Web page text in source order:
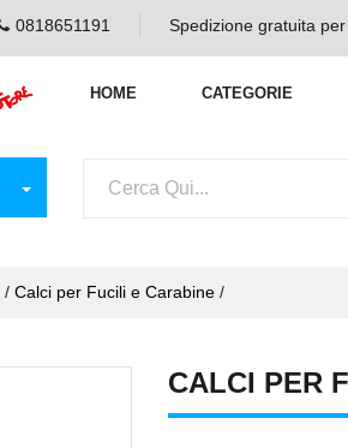
0818651191 Spedizione gratuita
HOME CATEGORIE
/ Calci per Fucili e Carabine /
CALCI PER